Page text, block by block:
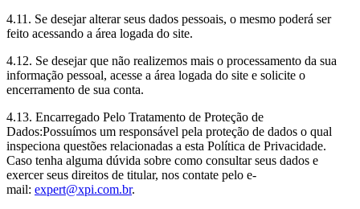
4.11. Se desejar alterar seus dados pessoais, o mesmo poderá ser
feito acessando a área logada do site.
4.12. Se desejar que não realizemos mais o processamento da sua
informação pessoal, acesse a área logada do site e solicite o
encerramento de sua conta.
4.13. Encarregado Pelo Tratamento de Proteção de
Dados:Possuímos um responsável pela proteção de dados o qual
inspeciona questões relacionadas a esta Política de Privacidade.
Caso tenha alguma dúvida sobre como consultar seus dados e
exercer seus direitos de titular, nos contate pelo e-
mail: expert@xpi.com.br.